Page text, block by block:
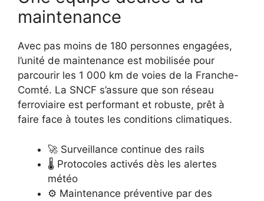
maintenance
Avec pas moins de 180 personnes engagées,
l’unité de maintenance est mobilisée pour
parcourir les 1 000 km de voies de la Franche-
Comté. La SNCF s’assure que son réseau
ferroviaire est performant et robuste, prêt à
faire face à toutes les conditions climatiques.
🚀 Surveillance continue des rails
🌡️ Protocoles activés dès les alertes
météo
⚙️ Maintenance préventive par des